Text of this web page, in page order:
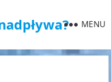
MENU